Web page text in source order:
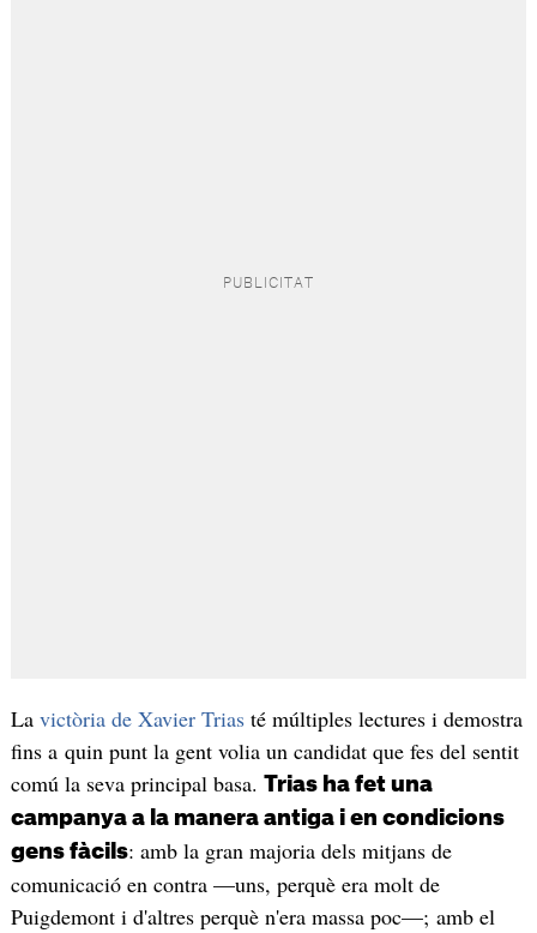
La victòria de Xavier Triasté múltiples lectures i demostra
fins a quin punt la gent volia un candidat que fes del sentit
comú la seva principal basa. Trias ha fet una
campanya a la manera antiga i en condicions
gens fàcils: amb la gran majoria dels mitjans de
comunicació en contra —uns, perquè era molt de
Puigdemont i d'altres perquè n'era massa poc—; amb el